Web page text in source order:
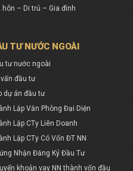
hôn – Di trú – Gia đình
TƯ NƯỚC NGOÀI
tư nước ngoài
đầu tư
dự án đầu tư
Lập Văn Phòng Đại Diện
Lập CTy Liên Doanh
Lập CTy Có Vốn ĐT NN
Nhận Đăng Ký Đầu Tư
khoản vay NN thành vốn đầu